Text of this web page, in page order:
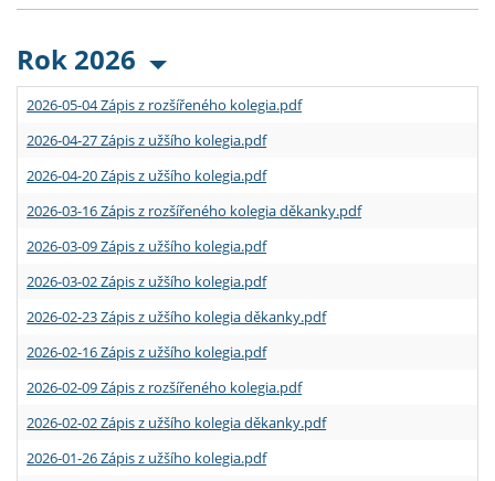
Rok 2026
2026-05-04 Zápis z rozšířeného kolegia.pdf
2026-04-27 Zápis z užšího kolegia.pdf
2026-04-20 Zápis z užšího kolegia.pdf
2026-03-16 Zápis z rozšířeného kolegia děkanky.pdf
2026-03-09 Zápis z užšího kolegia.pdf
2026-03-02 Zápis z užšího kolegia.pdf
2026-02-23 Zápis z užšího kolegia děkanky.pdf
2026-02-16 Zápis z užšího kolegia.pdf
2026-02-09 Zápis z rozšířeného kolegia.pdf
2026-02-02 Zápis z užšího kolegia děkanky.pdf
2026-01-26 Zápis z užšího kolegia.pdf